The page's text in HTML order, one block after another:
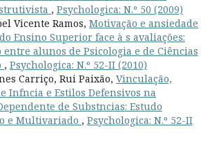
, Psychologica: N.º 50 (2009)
Vicente Ramos, Motivação e ansiedade
Ensino Superior face à s avaliações:
entre alunos de Psicologia e de Ciências
, Psychologica: N.º 52-II (2010)
Carriço, Rui Paixão, Vinculação,
Infncia e Estilos Defensivos na
de Substncias: Estudo
e Multivariado , Psychologica: N.º 52-II